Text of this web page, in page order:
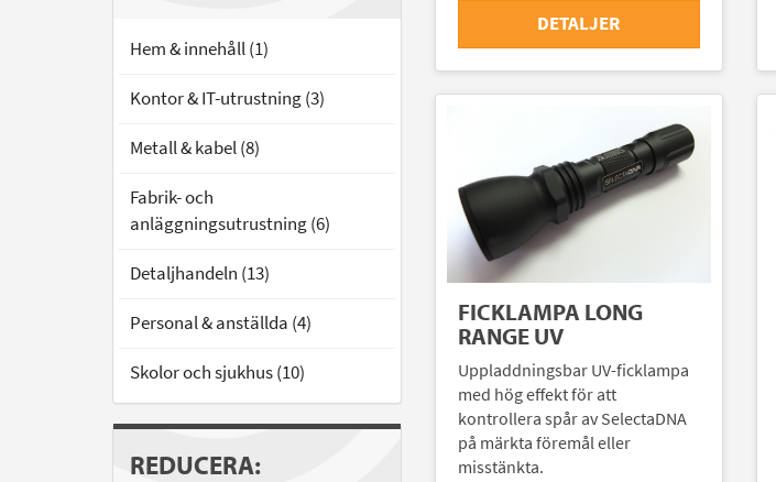
Hem & innehåll (1)
Kontor & IT-utrustning (3)
Metall & kabel (8)
Fabrik- och
anläggningsutrustning (6)
Detaljhandeln (13)
Personal & anställda (4)
Skolor och sjukhus (10)
REDUCERA:
DETALJER
FICKLAMPA LONG
RANGE UV
Uppladdningsbar UV-ficklampa
med hög effekt för att
kontrollera spår av SelectaDNA
på märkta föremål eller
misstänkta.